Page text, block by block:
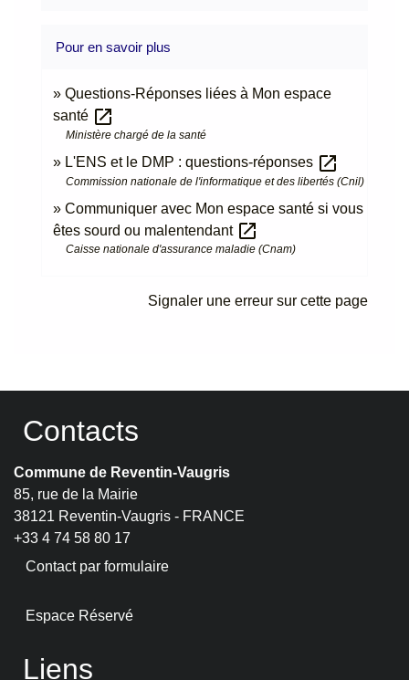
Pour en savoir plus
Questions-Réponses liées à Mon espace
santé open_in_new
Ministère chargé de la santé
L'ENS et le DMP : questions-réponses open_in_new
Commission nationale de l'informatique et des libertés (Cnil)
Communiquer avec Mon espace santé si vous
êtes sourd ou malentendant open_in_new
Caisse nationale d'assurance maladie (Cnam)
Signaler une erreur sur cette page
Contacts
Commune de Reventin-Vaugris
85, rue de la Mairie
38121 Reventin-Vaugris - FRANCE
+33 4 74 58 80 17
Contact par formulaire
Espace Réservé
Liens